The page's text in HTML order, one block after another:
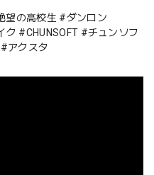
望の高校生 #ダンロン
ク #CHUNSOFT #チュンソフ
アクスタ